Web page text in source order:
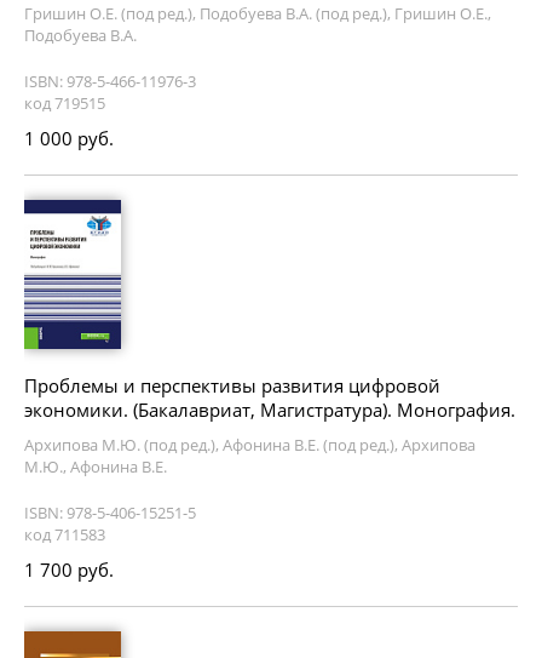
Гришин О.Е. (под ред.), Подобуева В.А. (под ред.), Гришин О.Е.,
Подобуева В.А.
ISBN: 978-5-466-11976-3
код 719515
1 000 руб.
Проблемы и перспективы развития цифровой
экономики. (Бакалавриат, Магистратура). Монография.
Архипова М.Ю. (под ред.), Афонина В.Е. (под ред.), Архипова
М.Ю., Афонина В.Е.
ISBN: 978-5-406-15251-5
код 711583
1 700 руб.